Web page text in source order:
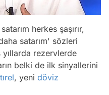
satarım herkes şaşırır,
satarım' sözleri
rezervlerde
belki de ilk sinyallerini
, yeni döviz